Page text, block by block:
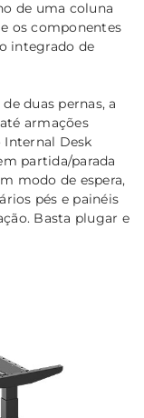
de uma coluna
os componentes
integrado de
duas pernas, a
armações
Desk
partida/parada
modo de espera,
pés e painéis
Basta plugar e